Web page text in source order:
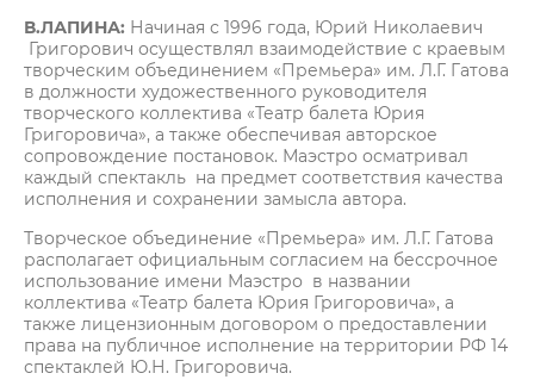
В.ЛАПИНА: Начиная с 1996 года, Юрий Николаевич
Григорович осуществлял взаимодействие с краевым
творческим объединением «Премьера» им. Л.Г. Гатова
в должности художественного руководителя
творческого коллектива «Театр балета Юрия
Григоровича», а также обеспечивая авторское
сопровождение постановок. Маэстро осматривал
каждый спектакль на предмет соответствия качества
исполнения и сохранении замысла автора.
Творческое объединение «Премьера» им. Л.Г. Гатова
располагает официальным согласием на бессрочное
использование имени Маэстро в названии
коллектива «Театр балета Юрия Григоровича», а
также лицензионным договором о предоставлении
права на публичное исполнение на территории РФ 14
спектаклей Ю.Н. Григоровича.